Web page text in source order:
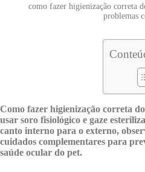
como fazer higienização correta
problemas
Como fazer higienização correta
usar soro fisiológico e gaze
canto interno para o externo,
cuidados complementares para
saúde ocular do pet.